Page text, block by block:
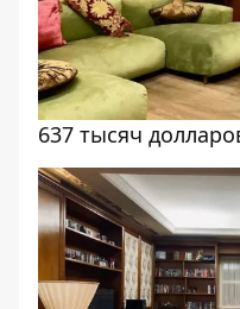
637 тысяч